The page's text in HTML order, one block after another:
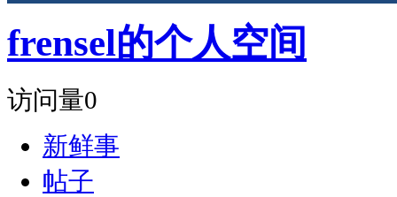
frensel的个人空间
访问量0
新鲜事
帖子